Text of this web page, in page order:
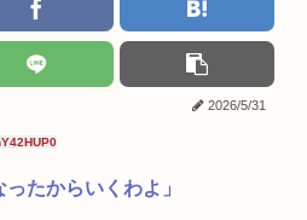
2026/5/31
たからいくわよ」